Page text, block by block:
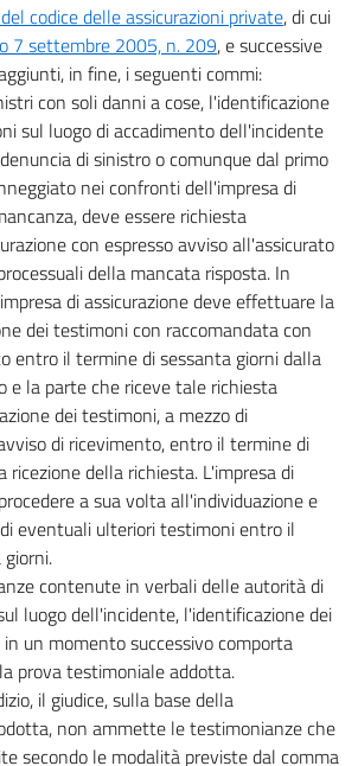
codice delle assicurazioni private, di cui
7 settembre 2005, n. 209, e successive
in fine, i seguenti commi:
con soli danni a cose, l'identificazione
sul luogo di accadimento dell'incidente
di sinistro o comunque dal primo
nei confronti dell'impresa di
deve essere richiesta
con espresso avviso all'assicurato
della mancata risposta. In
di assicurazione deve effettuare la
dei testimoni con raccomandata con
entro il termine di sessanta giorni dalla
e la parte che riceve tale richiesta
dei testimoni, a mezzo di
di ricevimento, entro il termine di
ricezione della richiesta. L'impresa di
a sua volta all'individuazione e
eventuali ulteriori testimoni entro il
contenute in verbali delle autorità di
luogo dell'incidente, l'identificazione dei
un momento successivo comporta
prova testimoniale addotta.
il giudice, sulla base della
non ammette le testimonianze che
secondo le modalità previste dal comma